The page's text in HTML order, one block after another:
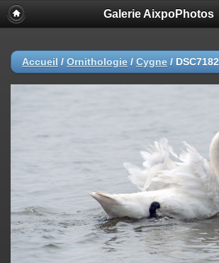
Galerie AixpoPhotos
Accueil / Ornithologie / Cygne / DSC7182